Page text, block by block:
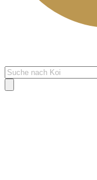
Products
search